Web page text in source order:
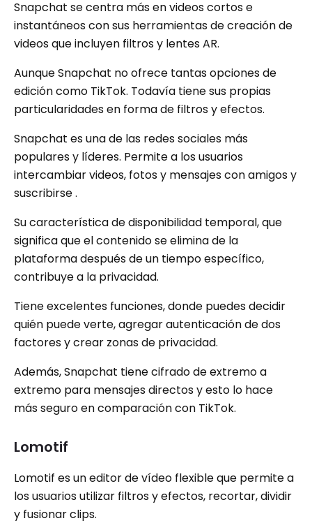
Snapchat se centra más en videos cortos e
instantáneos con sus herramientas de creación de
videos que incluyen filtros y lentes AR.
Aunque Snapchat no ofrece tantas opciones de
edición como TikTok. Todavía tiene sus propias
particularidades en forma de filtros y efectos.
Snapchat es una de las redes sociales más
populares y líderes. Permite a los usuarios
intercambiar videos, fotos y mensajes con amigos y
suscribirse .
Su característica de disponibilidad temporal, que
significa que el contenido se elimina de la
plataforma después de un tiempo específico,
contribuye a la privacidad.
Tiene excelentes funciones, donde puedes decidir
quién puede verte, agregar autenticación de dos
factores y crear zonas de privacidad.
Además, Snapchat tiene cifrado de extremo a
extremo para mensajes directos y esto lo hace
más seguro en comparación con TikTok.
Lomotif
Lomotif es un editor de vídeo flexible que permite a
los usuarios utilizar filtros y efectos, recortar, dividir
y fusionar clips.